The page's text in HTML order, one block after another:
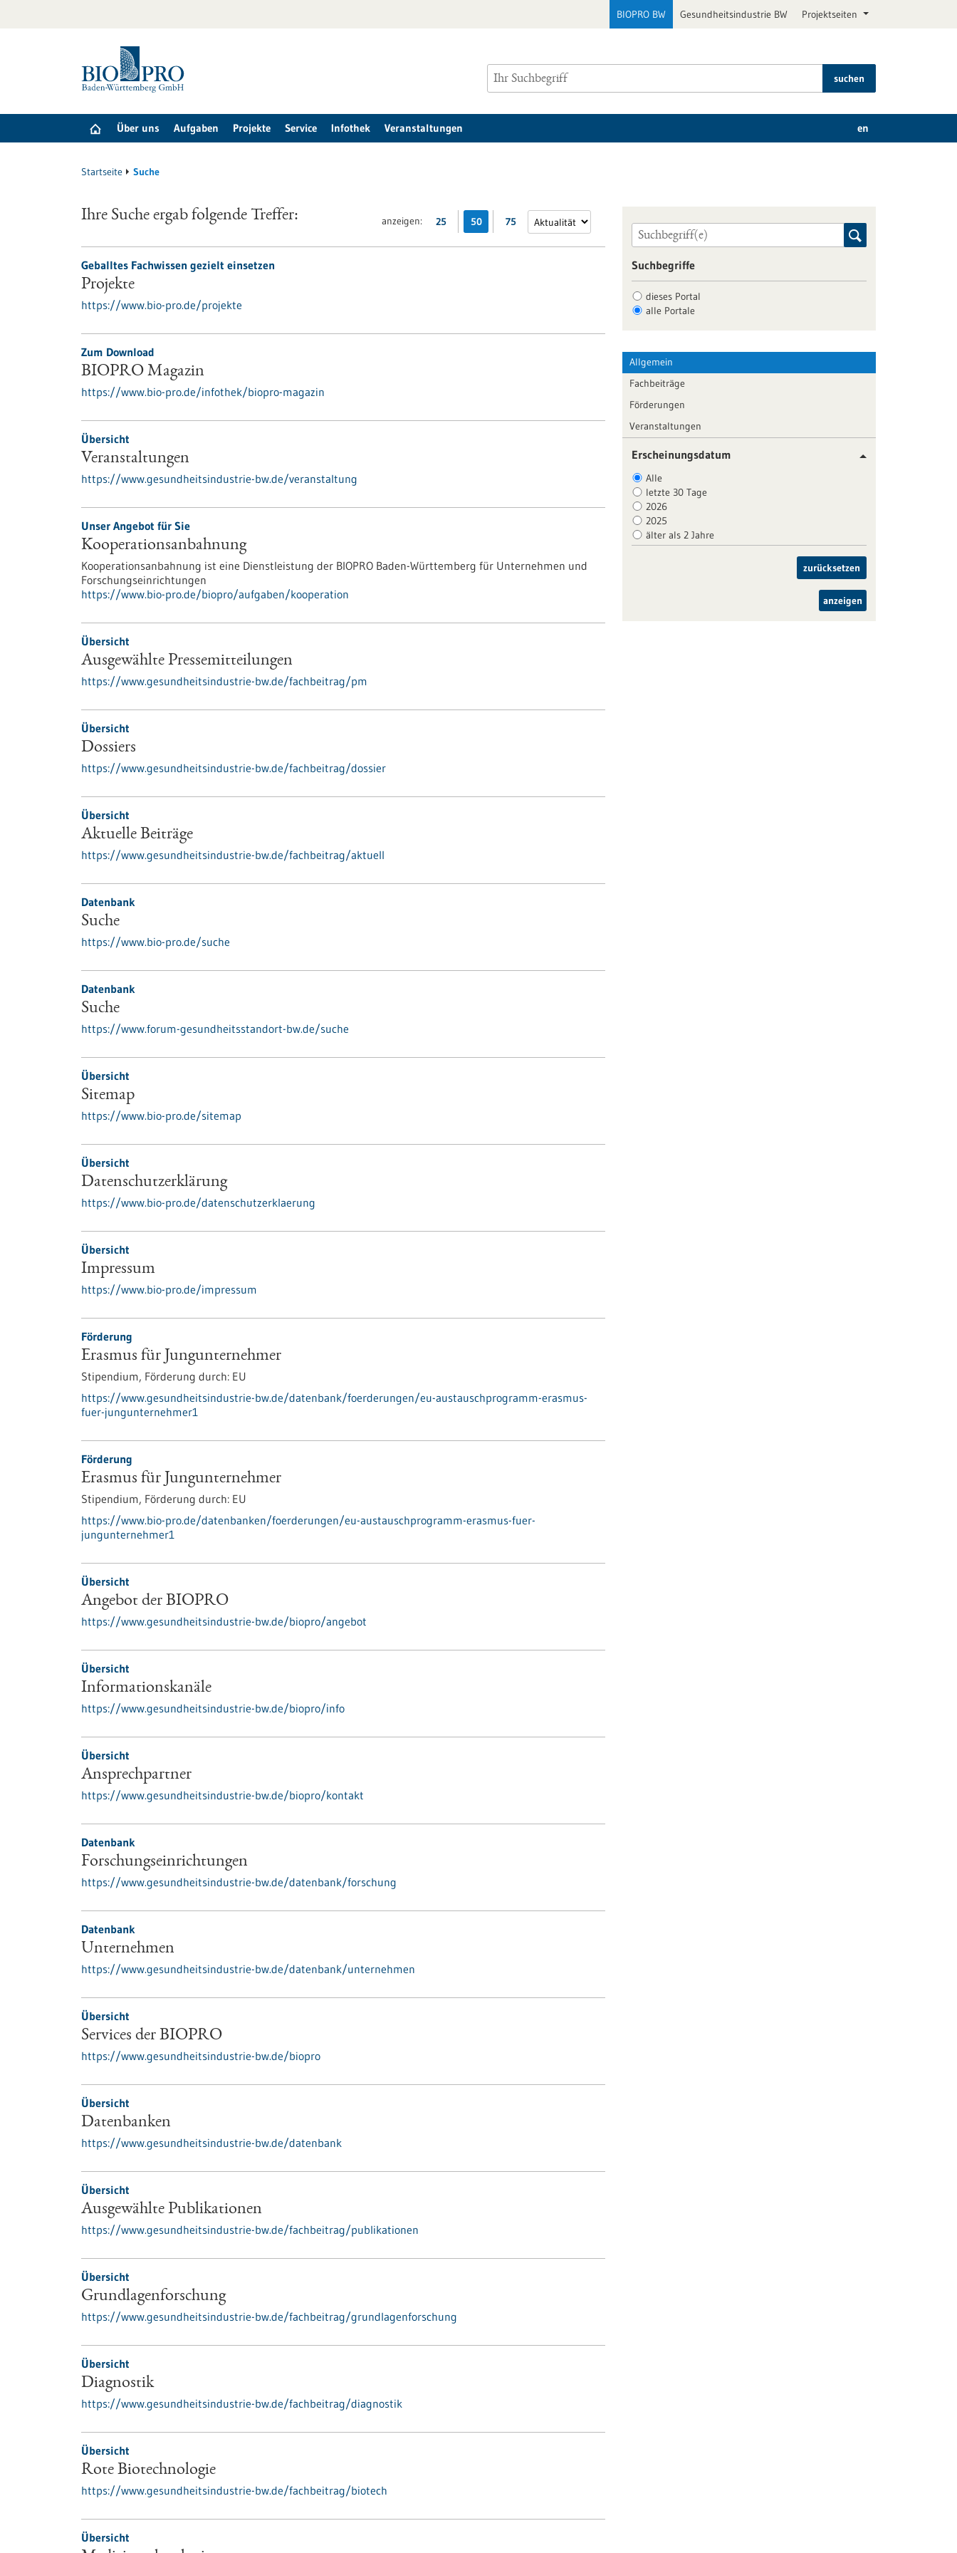
BIOPRO BW Gesundheitsindustrie BW Projektseiten
suchen
Über uns Aufgaben Projekte Service Infothek Veranstaltungen en
Startseite Suche
anzeigen: 25 50 75
Ihre Suche ergab folgende Treffer:
Geballtes Fachwissen gezielt einsetzen
Projekte
https://www.bio-pro.de/projekte
Zum Download
BIOPRO Magazin
https://www.bio-pro.de/infothek/biopro-magazin
Übersicht
Veranstaltungen
https://www.gesundheitsindustrie-bw.de/veranstaltung
Unser Angebot für Sie
Kooperationsanbahnung
Kooperationsanbahnung ist eine Dienstleistung der BIOPRO Baden-Württemberg für Unternehmen und
Forschungseinrichtungen
https://www.bio-pro.de/biopro/aufgaben/kooperation
Übersicht
Ausgewählte Pressemitteilungen
https://www.gesundheitsindustrie-bw.de/fachbeitrag/pm
Übersicht
Dossiers
https://www.gesundheitsindustrie-bw.de/fachbeitrag/dossier
Übersicht
Aktuelle Beiträge
https://www.gesundheitsindustrie-bw.de/fachbeitrag/aktuell
Datenbank
Suche
https://www.bio-pro.de/suche
Datenbank
Suche
https://www.forum-gesundheitsstandort-bw.de/suche
Übersicht
Sitemap
https://www.bio-pro.de/sitemap
Übersicht
Datenschutzerklärung
https://www.bio-pro.de/datenschutzerklaerung
Übersicht
Impressum
https://www.bio-pro.de/impressum
Förderung
Erasmus für Jungunternehmer
Stipendium, Förderung durch: EU
https://www.gesundheitsindustrie-bw.de/datenbank/foerderungen/eu-austauschprogramm-erasmus-
fuer-jungunternehmer1
Förderung
Erasmus für Jungunternehmer
Stipendium, Förderung durch: EU
https://www.bio-pro.de/datenbanken/foerderungen/eu-austauschprogramm-erasmus-fuer-
jungunternehmer1
Übersicht
Angebot der BIOPRO
https://www.gesundheitsindustrie-bw.de/biopro/angebot
Übersicht
Informationskanäle
https://www.gesundheitsindustrie-bw.de/biopro/info
Übersicht
Ansprechpartner
https://www.gesundheitsindustrie-bw.de/biopro/kontakt
Datenbank
Forschungseinrichtungen
https://www.gesundheitsindustrie-bw.de/datenbank/forschung
Datenbank
Unternehmen
https://www.gesundheitsindustrie-bw.de/datenbank/unternehmen
Übersicht
Services der BIOPRO
https://www.gesundheitsindustrie-bw.de/biopro
Übersicht
Datenbanken
https://www.gesundheitsindustrie-bw.de/datenbank
Übersicht
Ausgewählte Publikationen
https://www.gesundheitsindustrie-bw.de/fachbeitrag/publikationen
Übersicht
Grundlagenforschung
https://www.gesundheitsindustrie-bw.de/fachbeitrag/grundlagenforschung
Übersicht
Diagnostik
https://www.gesundheitsindustrie-bw.de/fachbeitrag/diagnostik
Übersicht
Rote Biotechnologie
https://www.gesundheitsindustrie-bw.de/fachbeitrag/biotech
Übersicht
Suchbegriffe
dieses Portal
alle Portale
Allgemein
Fachbeiträge
Förderungen
Veranstaltungen
Erscheinungsdatum
Alle
letzte 30 Tage
2026
2025
älter als 2 Jahre
zurücksetzen
anzeigen